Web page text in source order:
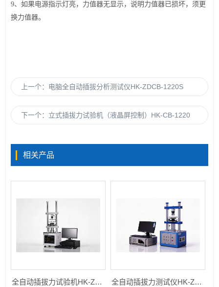
9、如果电源指示灯亮，力值器无显示，说明力值器已损坏，须更
换力值器。
上一个： 电脑全自动插拔分析测试仪HK-ZDCB-1220S
下一个： 立式插拔力试验机（液晶屏控制）HK-CB-1220
相关产品
全自动插拔力试验机HK-ZDCB-1220S 全自动插拔力测试仪HK-ZDCB-1220S